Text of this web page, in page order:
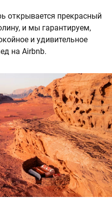
открывается прекрасный
и мы гарантируем,
и удивительное
на Airbnb.